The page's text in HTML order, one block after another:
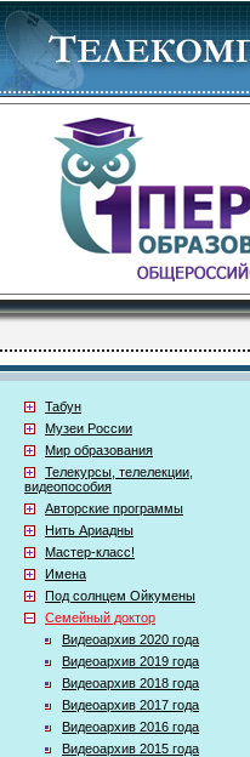
Табун
Музеи России
Мир образования
Телекурсы, телелекции,
видеопособия
Авторские программы
Нить Ариадны
Мастер-класс!
Имена
Под солнцем Ойкумены
Семейный доктор
Видеоархив 2020 года
Видеоархив 2019 года
Видеоархив 2018 года
Видеоархив 2017 года
Видеоархив 2016 года
Видеоархив 2015 года